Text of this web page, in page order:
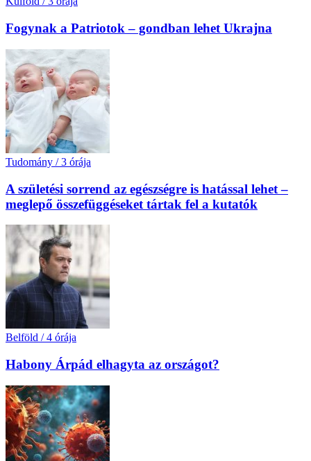
Fogynak a Patriotok – gondban lehet Ukrajna
Tudomány / 3 órája
A születési sorrend az egészségre is hatással lehet –
meglepő összefüggéseket tártak fel a kutatók
Belföld / 4 órája
Habony Árpád elhagyta az országot?